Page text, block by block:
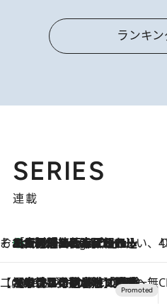
ランキ
SERIES
連載
そおだよおこの関西おいしい、おやつ紀行
4 Hours Ago
［大阪府箕面市］一皿一皿目の前で仕上げられる、料理を巧みに組み込んだアシェットデセールコース「ミチル アシェット デセール（Michiru assiette dessert）」 47
【CREA×星野リゾート】唯一無二。癒しと発見が待つ場所へ
2026.8.7
【トンボの足水浴】ヒノキの香りに包まれて涼感マックス！約13℃の湧水かけ流しを避暑地「星野温泉 トンボの湯」で体験